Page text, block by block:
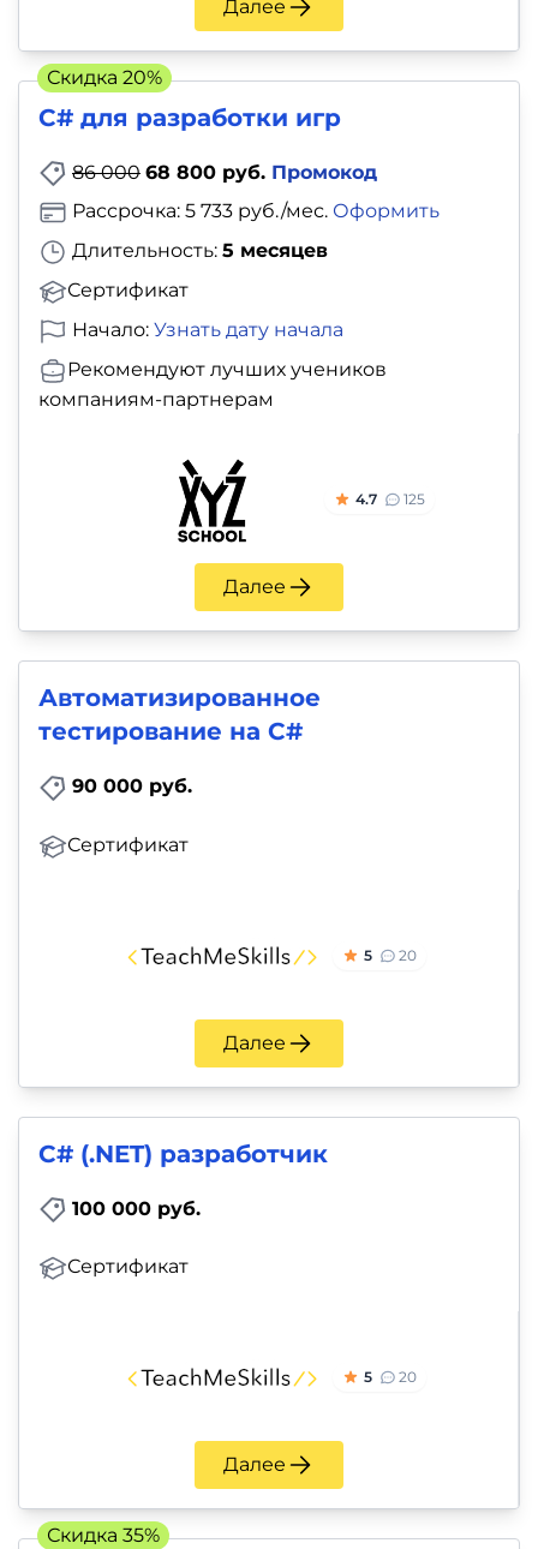
Далее
С# для разработки игр
86 000 68 800 руб. Промокод
Длительность: 5 месяцев
Сертификат
Рассрочка: 5 733 руб./мес. Оформить
Начало: Узнать дату начала
Рекомендуют лучших учеников
компаниям-партнерам
4.7 125
Далее
Скидка 20%
Автоматизированное
тестирование на С#
90 000 руб.
Сертификат
5 20
Далее
C# (.NET) разработчик
100 000 руб.
Сертификат
5 20
Далее
Скидка 35%